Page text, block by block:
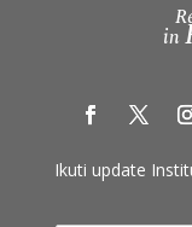
in
Ikuti update